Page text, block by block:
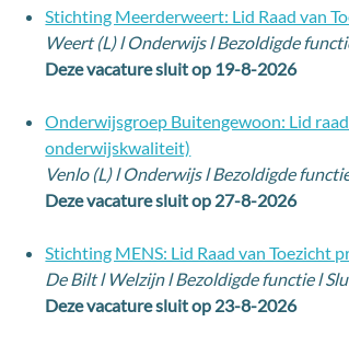
Stichting Meerderweert: Lid Raad van
Weert (L) l Onderwijs l Bezoldigde
Deze vacature sluit op 19-8-2026
Onderwijsgroep Buitengewoon: Lid
onderwijskwaliteit)
Venlo (L) l Onderwijs l Bezoldigde
Deze vacature sluit op 27-8-2026
Stichting MENS: Lid Raad van Toezicht
De Bilt l Welzijn l Bezoldigde functie l
Deze vacature sluit op 23-8-2026